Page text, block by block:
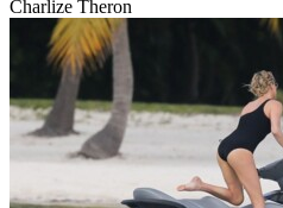
Charlize Theron